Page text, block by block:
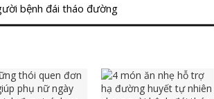
bệnh đái tháo đường